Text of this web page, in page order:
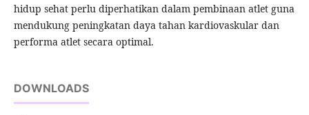
hidup sehat perlu diperhatikan dalam pembinaan atlet guna
mendukung peningkatan daya tahan kardiovaskular dan
performa atlet secara optimal.
DOWNLOADS